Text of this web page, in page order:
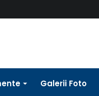
Galerii Foto